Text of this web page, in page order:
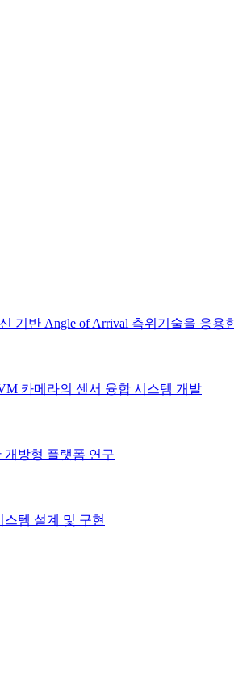
기반 Angle of Arrival 측위기술을 응
카메라의 센서 융합 시스템 개발
개방형 플랫폼 연구
템 설계 및 구현